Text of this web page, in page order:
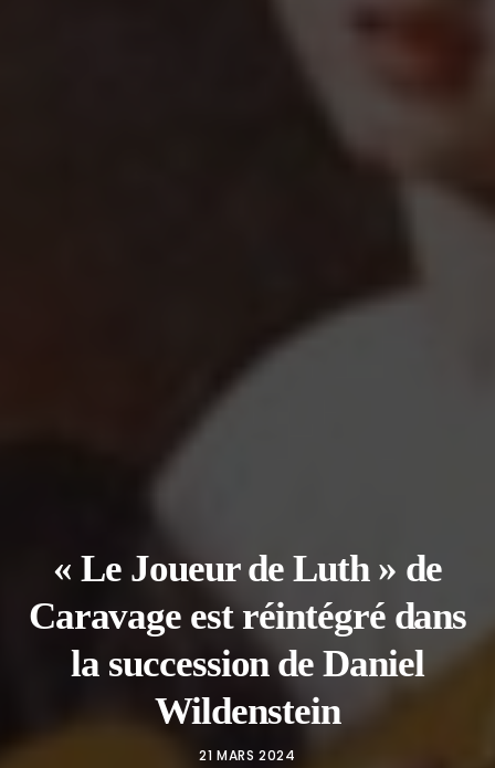
« Le Joueur de Luth » de
Caravage est réintégré dans
la succession de Daniel
Wildenstein
21 MARS 2024